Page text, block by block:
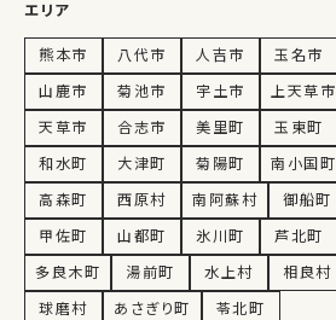
エリア
熊本市 八代市 人吉市 玉名市
山鹿市
菊池市 宇土市 上天草市
天草市
合志市 美里町 玉東町
和水町
大津町 菊陽町 南小国町
高森町
西原村 南阿蘇村 御船町
甲佐町
山都町 氷川町 芦北町
多良木町
湯前町 水上村 相良村
球磨村
あさぎり町 苓北町